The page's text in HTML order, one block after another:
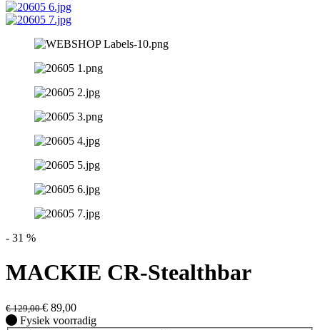
- 31 %
MACKIE CR-Stealthbar
€129,00€ 89,00
Fysiek voorradig
Fysiek voorradig